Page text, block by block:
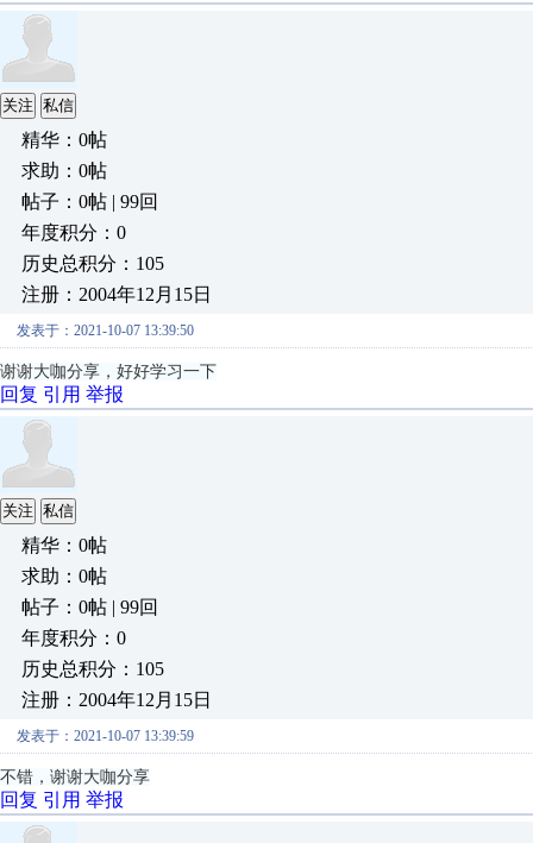
关注 私信
精华：0帖
求助：0帖
帖子：0帖 | 99回
年度积分：0
历史总积分：105
注册：2004年12月15日
发表于：2021-10-07 13:39:50
谢谢大咖分享，好好学习一下
回复 引用 举报
关注 私信
精华：0帖
求助：0帖
帖子：0帖 | 99回
年度积分：0
历史总积分：105
注册：2004年12月15日
发表于：2021-10-07 13:39:59
不错，谢谢大咖分享
回复 引用 举报